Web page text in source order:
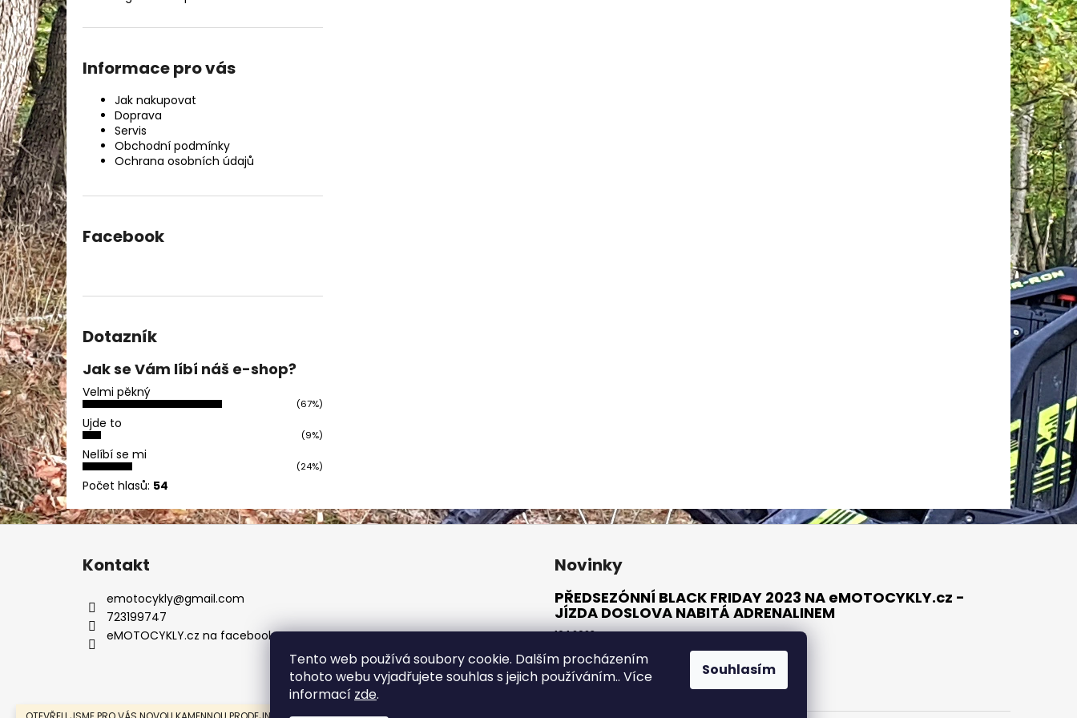
Tento web používá soubory cookie. Dalším procházením
tohoto webu vyjadřujete souhlas s jejich používáním.. Více
informací zde.
Souhlasím
Informace pro vás
Jak nakupovat
Doprava
Servis
Obchodní podmínky
Ochrana osobních údajů
Facebook
Dotazník
Jak se Vám líbí náš e-shop?
Velmi pěkný
(67%)
Ujde to
(9%)
Nelíbí se mi
(24%)
Počet hlasů: 54
Z
Kontakt
emotocykly@gmail.com
723199747
eMOTOCYKLY.cz na facebooku
Novinky
PŘEDSEZÓNNÍ BLACK FRIDAY 2023 NA eMOTOCYKLY.cz -
JÍZDA DOSLOVA NABITÁ ADRENALINEM
10.1.2023
ARCHIV